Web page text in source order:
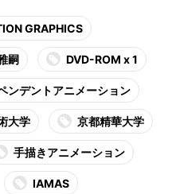
GRAPHICS
嗣 DVD-ROM x 1
ンデントアニメーション
大学 京都精華大学
手描きアニメーション
IAMAS